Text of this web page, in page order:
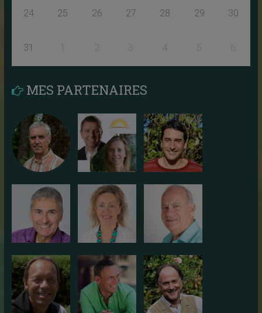
24 25 26 27 28 29 30
31 1 3 4 5 6
MES PARTENAIRES